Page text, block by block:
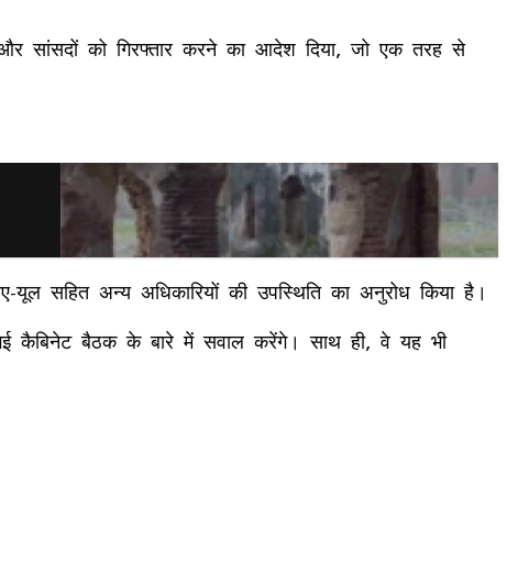
सांसदों को गिरफ्तार करने का आदेश दिया, जो एक तरह से
यूल सहित अन्य अधिकारियों की उपस्थिति का अनुरोध किया है।
गई कैबिनेट बैठक के बारे में सवाल करेंगे। साथ ही, वे यह भी